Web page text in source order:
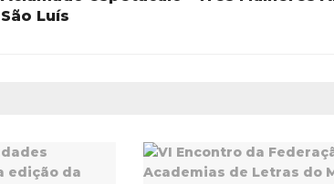
São Luís